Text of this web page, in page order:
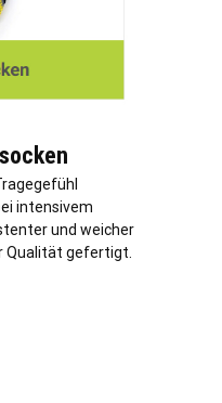
intensivem
und weicher
Qualität gefertigt.